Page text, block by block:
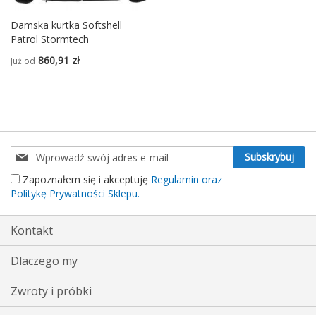
Damska kurtka Softshell
Patrol Stormtech
Już od 860,91 zł
Subskrybuj
nasz
newsletter:
Subskrybuj
Zapoznałem się i akceptuję Regulamin oraz
Politykę Prywatności Sklepu.
Kontakt
Dlaczego my
Zwroty i próbki